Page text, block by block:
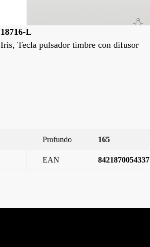
18716-MAL
Iris, Tecla pulsador timbre con difusor
Profundo 165
EAN 8421870054337